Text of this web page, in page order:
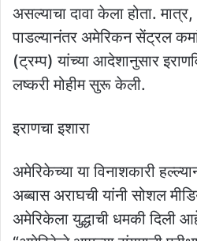
असल्याचा दावा केला होता.
पाडल्यानंतर अमेरिकन सेंट्रल
(ट्रम्प) यांच्या आदेशानुसार
लष्करी मोहीम सुरू केली.
इराणचा इशारा
अमेरिकेच्या या विनाशकारी
अब्बास अराघची यांनी सोशल
अमेरिकेला युद्धाची धमकी दिली